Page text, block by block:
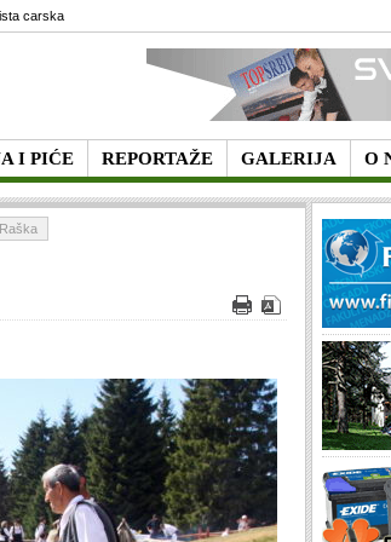
I PIĆE REPORTAŽE GALERIJA O
carska